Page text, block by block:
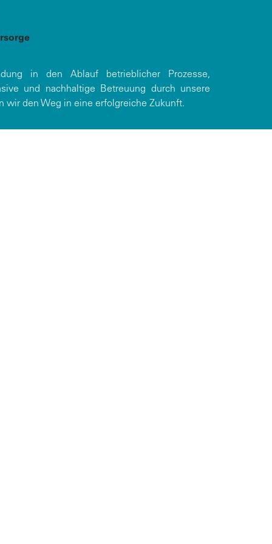
in den Ablauf betrieblicher Prozesse,
und nachhaltige Betreuung durch unsere
wir den Weg in eine erfolgreiche Zukunft.